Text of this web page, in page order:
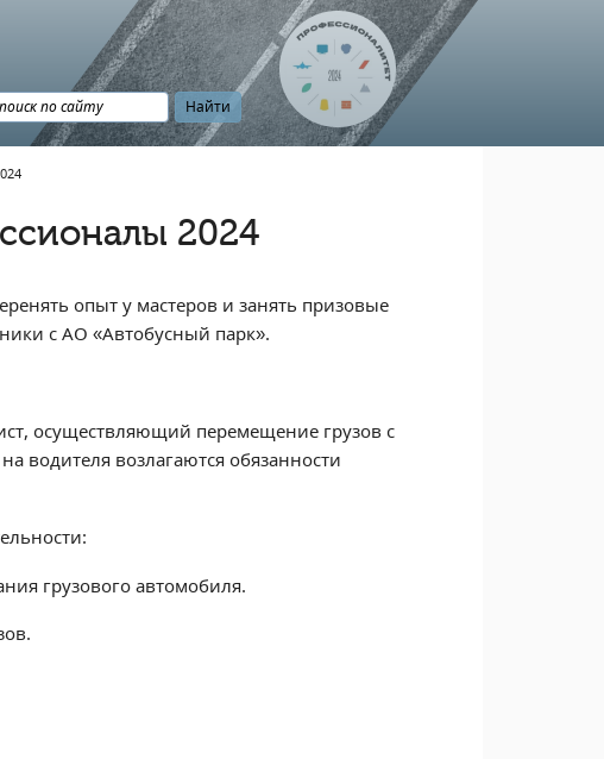
2024
опыт у мастеров и занять призовые
с АО «Автобусный парк».
осуществляющий перемещение грузов с
водителя возлагаются обязанности
грузового автомобиля.